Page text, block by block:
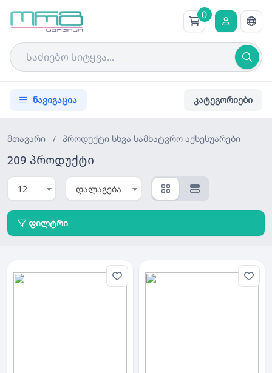
0
ნავიგაცია კატეგორიები
მთავარი / პროდუქტი სხვა სამხატვრო აქსესუარები
209 პროდუქტი
12 დალაგება
ფილტრი